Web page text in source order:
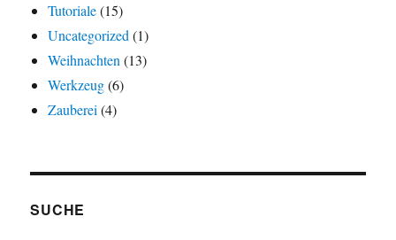
Tutoriale(15)
Uncategorized(1)
Weihnachten(13)
Werkzeug(6)
Zauberei(4)
SUCHE